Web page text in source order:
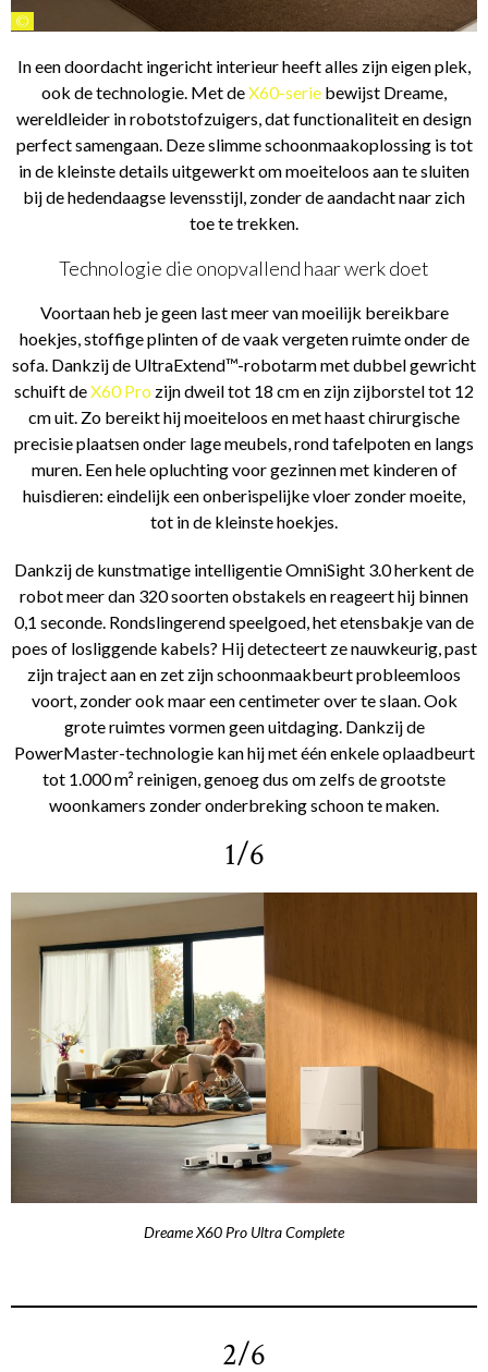
©
In een doordacht ingericht interieur heeft alles zijn eigen plek,
ook de technologie. Met deX60-serie bewijst Dreame,
wereldleider in robotstofzuigers, dat functionaliteit en design
perfect samengaan. Deze slimme schoonmaakoplossing is tot
in de kleinste details uitgewerkt om moeiteloos aan te sluiten
bij de hedendaagse levensstijl, zonder de aandacht naar zich
toe te trekken.
Technologie die onopvallend haar werk doet
Voortaan heb je geen last meer van moeilijk bereikbare
hoekjes, stoffige plinten of de vaak vergeten ruimte onder de
sofa. Dankzij de UltraExtend™-robotarm met dubbel gewricht
schuift deX60 Pro zijn dweil tot 18 cm en zijn zijborstel tot 12
cm uit. Zo bereikt hij moeiteloos en met haast chirurgische
precisie plaatsen onder lage meubels, rond tafelpoten en langs
muren. Een hele opluchting voor gezinnen met kinderen of
huisdieren: eindelijk een onberispelijke vloer zonder moeite,
tot in de kleinste hoekjes.
Dankzij de kunstmatige intelligentie OmniSight 3.0 herkent de
robot meer dan 320 soorten obstakels en reageert hij binnen
0,1 seconde. Rondslingerend speelgoed, het etensbakje van de
poes of losliggende kabels? Hij detecteert ze nauwkeurig, past
zijn traject aan en zet zijn schoonmaakbeurt probleemloos
voort, zonder ook maar een centimeter over te slaan. Ook
grote ruimtes vormen geen uitdaging. Dankzij de
PowerMaster-technologie kan hij met één enkele oplaadbeurt
tot 1.000 m² reinigen, genoeg dus om zelfs de grootste
woonkamers zonder onderbreking schoon te maken.
1/6
Dreame X60 Pro Ultra Complete
2/6